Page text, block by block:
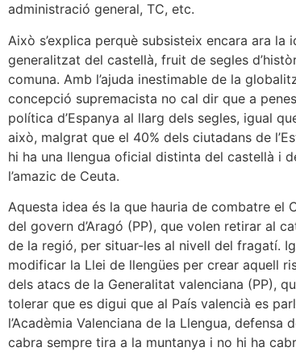
administració general, TC, etc.
Això s’explica perquè subsisteix encara ara
generalitzat del castellà, fruit de segles
comuna. Amb l’ajuda inestimable de la
concepció supremacista no cal dir que a
política d’Espanya al llarg dels segles, igual
això, malgrat que el 40% dels ciutadans de
hi ha una llengua oficial distinta del castellà i
l’amazic de Ceuta.
Aquesta idea és la que hauria de combatre el
del govern d’Aragó (PP), que volen retirar al
de la regió, per situar-les al nivell del fragatí.
modificar la Llei de llengües per crear aquell
dels atacs de la Generalitat valenciana (PP),
tolerar que es digui que al País valencià es
l’Acadèmia Valenciana de la Llengua,
cabra sempre tira a la muntanya i no hi ha